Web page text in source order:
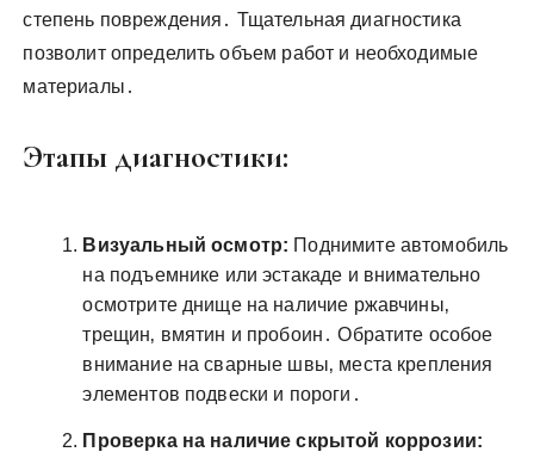
степень повреждения․ Тщательная диагностика
позволит определить объем работ и необходимые
материалы․
Этапы диагностики:
Визуальный осмотр: Поднимите автомобиль
на подъемнике или эстакаде и внимательно
осмотрите днище на наличие ржавчины‚
трещин‚ вмятин и пробоин․ Обратите особое
внимание на сварные швы‚ места крепления
элементов подвески и пороги․
Проверка на наличие скрытой коррозии: